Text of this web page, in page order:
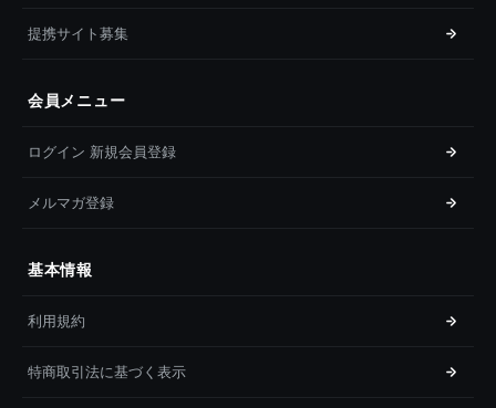
提携サイト募集
会員メニュー
ログイン 新規会員登録
メルマガ登録
基本情報
利用規約
特商取引法に基づく表示